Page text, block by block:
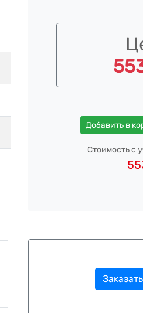
Добавить в
Стоимость с